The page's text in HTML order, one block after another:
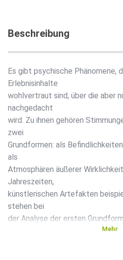
Beschreibung
Es gibt psychische Phänomene,
Erlebnisinhalte
wohlvertraut sind, über die aber
nachgedacht
wird. Zu ihnen gehören
zwei
Grundformen: als
als
Atmosphären äußerer
Jahreszeiten,
künstlerischen Artefakten
stehen bei
der Analyse der ersten
Mehr